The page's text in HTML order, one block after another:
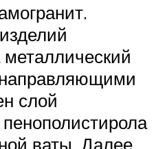
слой
ваты. Далее